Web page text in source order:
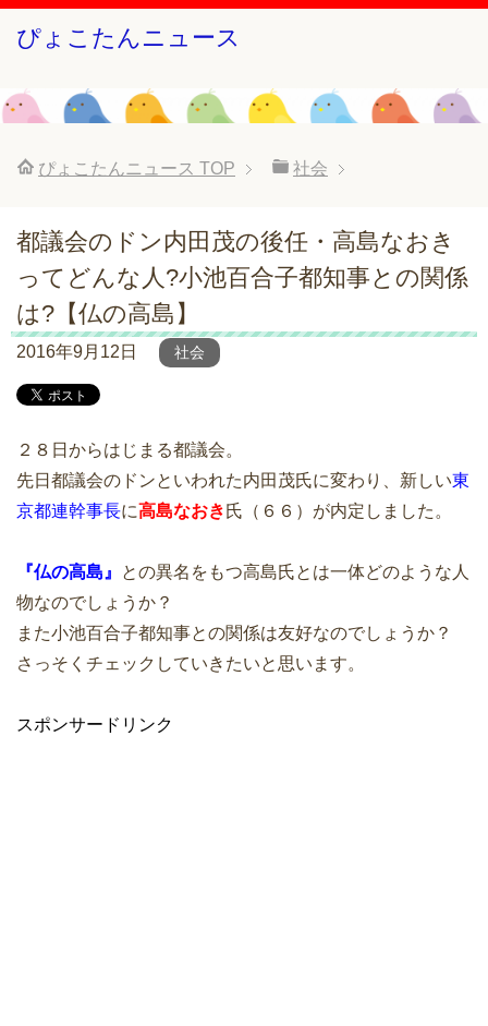
ぴょこたんニュース
ぴょこたんニュース TOP 社会
都議会のドン内田茂の後任・高島なおき
ってどんな人?小池百合子都知事との関係
は?【仏の高島】
2016年9月12日 社会
２８日からはじまる都議会。
先日都議会のドンといわれた内田茂氏に変わり、新しい東
京都連幹事長に高島なおき 氏（６６）が内定しました。
『仏の高島』
との異名をもつ高島氏とは一体どのような人
物なのでしょうか？
また小池百合子都知事との関係は友好なのでしょうか？
さっそくチェックしていきたいと思います。
スポンサードリンク